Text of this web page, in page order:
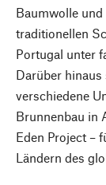
Baumwolle
traditionellen
Portugal unter
Darüber
verschiedene
Brunnenbau in
Eden Project –
Ländern des